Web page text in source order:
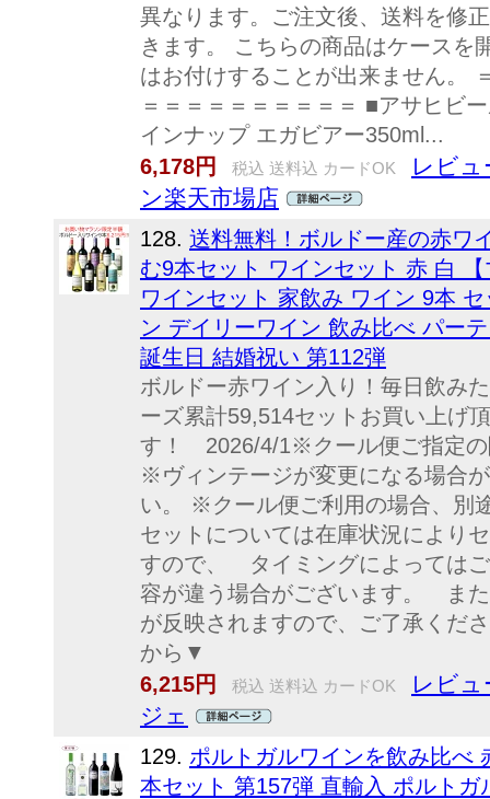
異なります。ご注文後、送料を修
きます。 こちらの商品はケースを
はお付けすることが出来ません。
＝＝＝＝＝＝＝＝＝＝ ■アサヒビ
インナップ エガビアー350ml...
6,178円
税込 送料込 カードOK
レビュ
ン楽天市場店
128. 送料無料！ボルドー産の赤ワ
む9本セット ワインセット 赤 白
ワインセット 家飲み ワイン 9本
ン デイリーワイン 飲み比べ パー
誕生日 結婚祝い 第112弾
ボルドー赤ワイン入り！毎日飲み
ーズ累計59,514セットお買い上げ
す！ 2026/4/1※クール便ご指定の
※ヴィンテージが変更になる場合
い。 ※クール便ご利用の場合、別
セットについては在庫状況により
すので、 タイミングによっては
容が違う場合がございます。 ま
が反映されますので、ご了承くだ
から▼
6,215円
税込 送料込 カードOK
レビュ
ジェ
129. ポルトガルワインを飲み比べ
本セット 第157弾 直輸入 ポルト